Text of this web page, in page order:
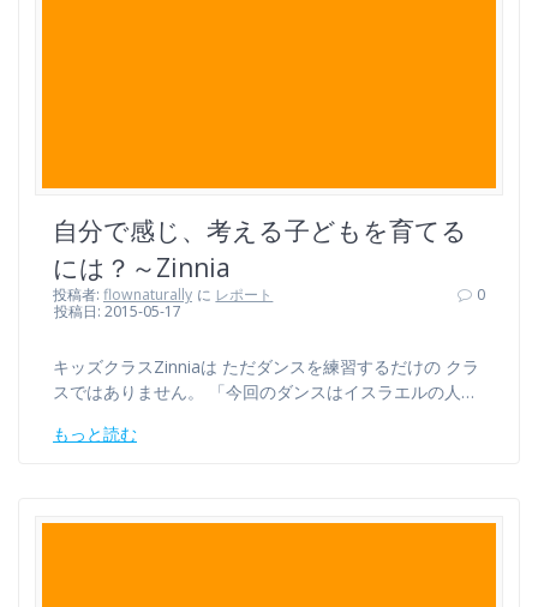
自分で感じ、考える子どもを育てる
には？～Zinnia
投稿者: flownaturally に レポート
投稿日: 2015-05-17
0
キッズクラスZinniaは ただダンスを練習するだけの クラ
スではありません。 「今回のダンスはイスラエルの人…
もっと読む